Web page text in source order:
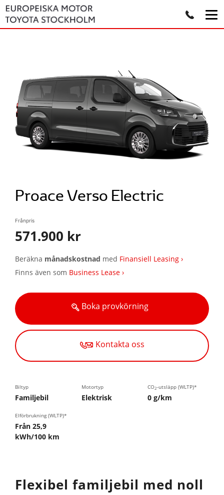
Proace Verso Electric
Frånpris
571.900 kr
Beräkna månadskostnad med Finansiell Leasing ›
Finns även som Business Lease ›
Boka provkörning
Kontakta oss
Biltyp
Familjebil
Motortyp
Elektrisk
CO2-utsläpp (WLTP)*
0 g/km
Elförbrukning (WLTP)*
Från 25,9
kWh/100 km
Flexibel familjebil med noll